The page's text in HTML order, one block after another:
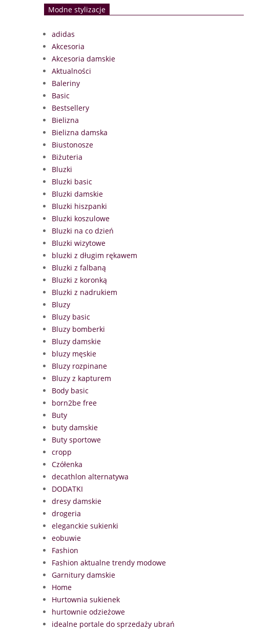
Modne stylizacje
adidas
Akcesoria
Akcesoria damskie
Aktualności
Baleriny
Basic
Bestsellery
Bielizna
Bielizna damska
Biustonosze
Biżuteria
Bluzki
Bluzki basic
Bluzki damskie
Bluzki hiszpanki
Bluzki koszulowe
Bluzki na co dzień
Bluzki wizytowe
bluzki z długim rękawem
Bluzki z falbaną
Bluzki z koronką
Bluzki z nadrukiem
Bluzy
Bluzy basic
Bluzy bomberki
Bluzy damskie
bluzy męskie
Bluzy rozpinane
Bluzy z kapturem
Body basic
born2be free
Buty
buty damskie
Buty sportowe
cropp
Czółenka
decathlon alternatywa
DODATKI
dresy damskie
drogeria
eleganckie sukienki
eobuwie
Fashion
Fashion aktualne trendy modowe
Garnitury damskie
Home
Hurtownia sukienek
hurtownie odzieżowe
idealne portale do sprzedaży ubrań